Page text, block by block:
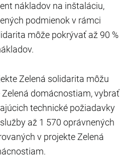
nákladov na inštaláciu,
podmienok v rámci
môže pokrývať až 90 %
Zelená solidarita môžu
domácnostiam, vybrať
technické požiadavky
až 1 570 oprávnených
v projekte Zelená